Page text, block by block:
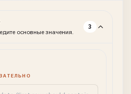
основные значения.
3